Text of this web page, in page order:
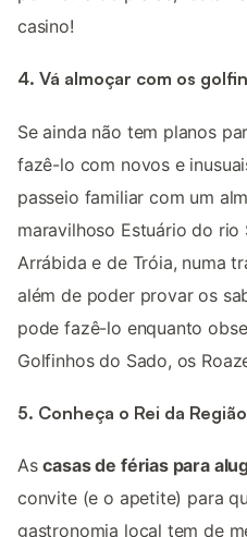
casino!
4. Vá almoçar com os
Se ainda não tem planos
fazê-lo com novos e
passeio familiar com um
maravilhoso Estuário do rio
Arrábida e de Tróia, numa
além de poder provar os
pode fazê-lo enquanto
Golfinhos do Sado, os
5. Conheça o Rei da
Ascasas de férias para
convite (e o apetite) para
gastronomia local tem de